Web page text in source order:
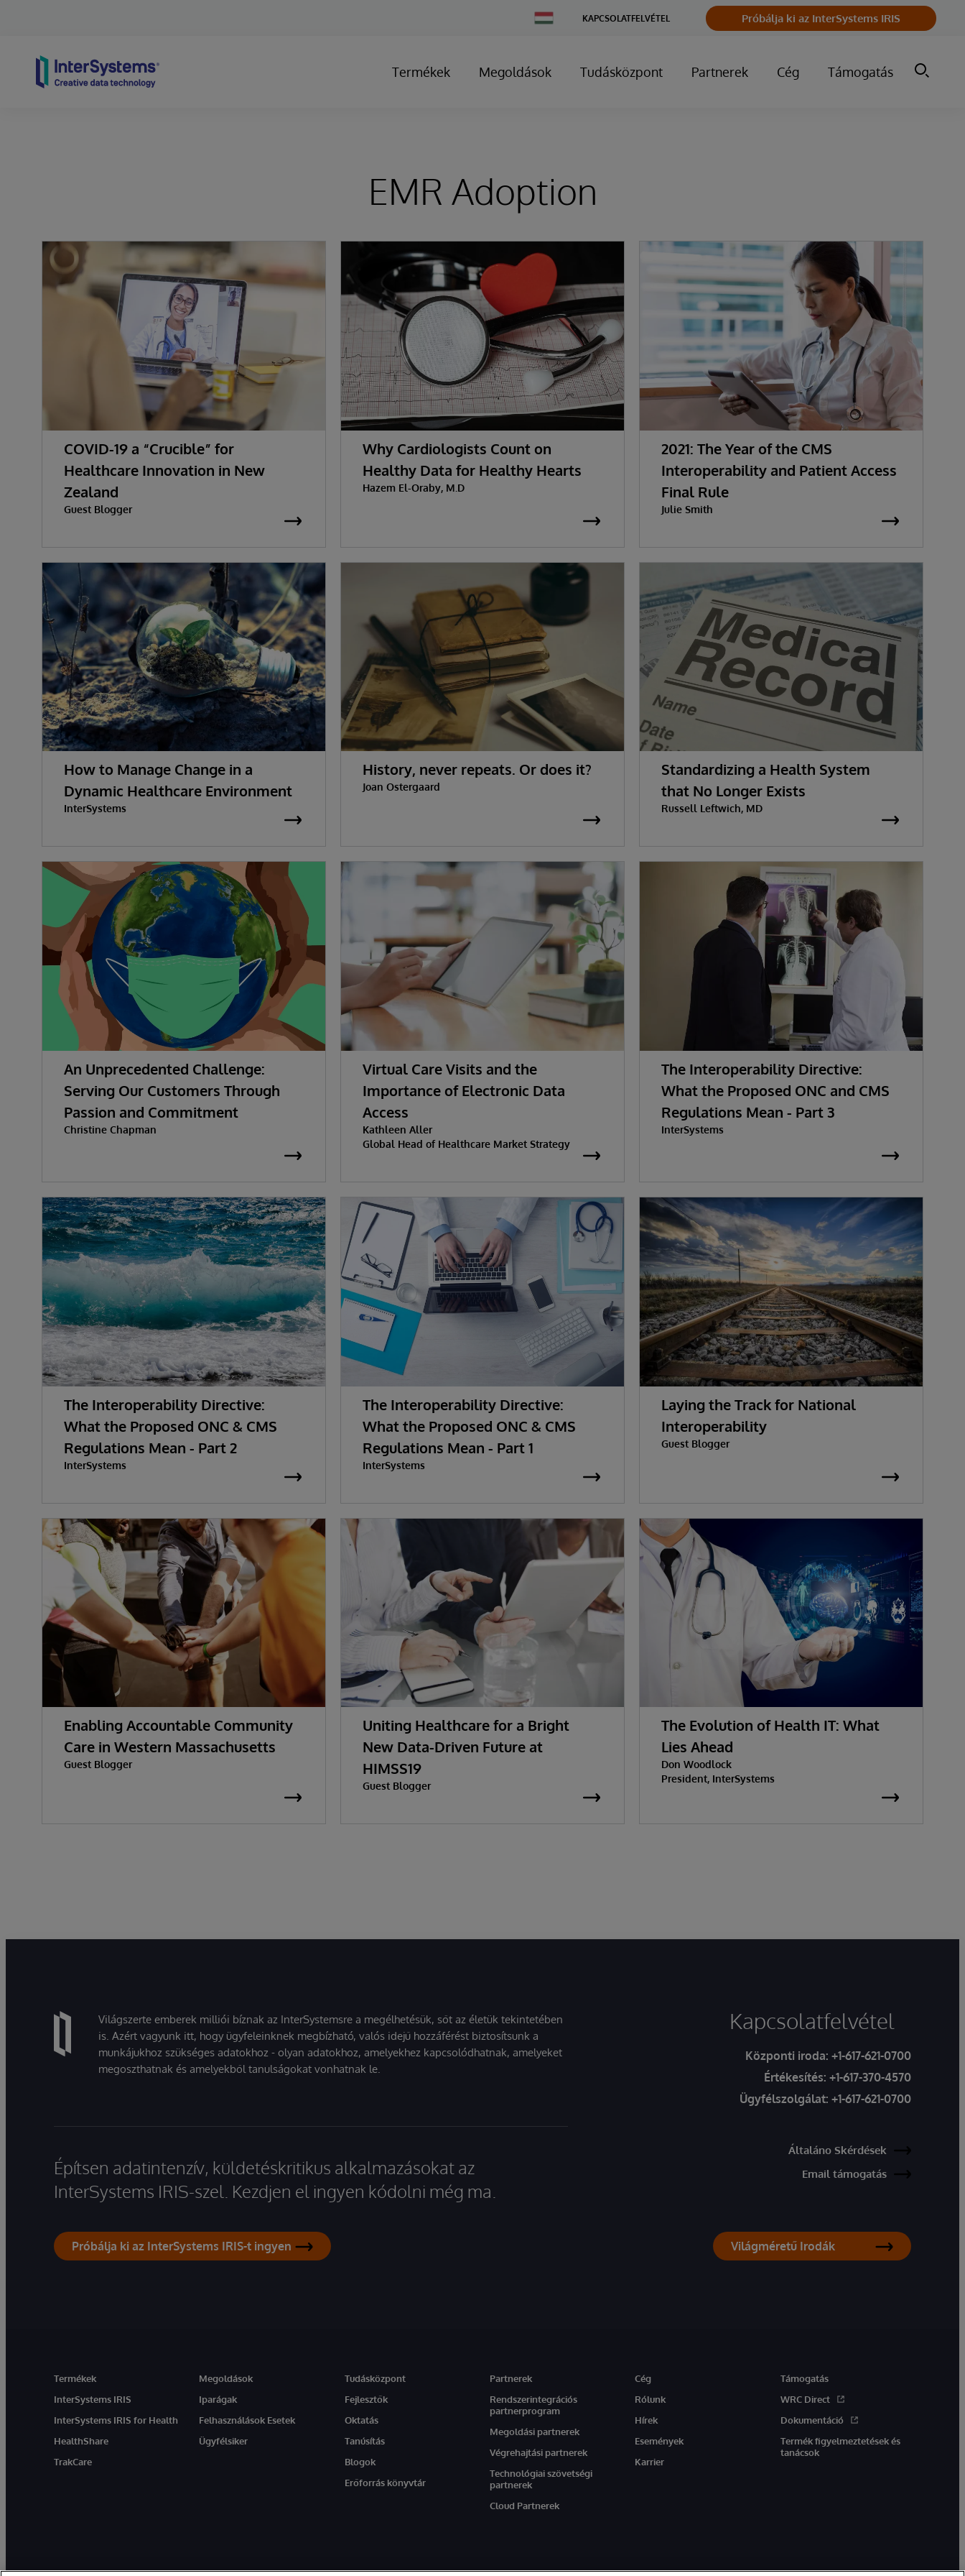
Change
Country
KAPCSOLATFELVÉTEL Próbálja ki az InterSystems IRIS
Termékek Megoldások Tudásközpont Partnerek Cég Támogatás
EMR Adoption
COVID-19 a “Crucible” for
Healthcare Innovation in New
Zealand
Guest Blogger
Why Cardiologists Count on
Healthy Data for Healthy Hearts
Hazem El-Oraby, M.D
2021: The Year of the CMS
Interoperability and Patient Access
Final Rule
Julie Smith
How to Manage Change in a
Dynamic Healthcare Environment
InterSystems
History, never repeats. Or does it?
Joan Ostergaard
Standardizing a Health System
that No Longer Exists
Russell Leftwich, MD
An Unprecedented Challenge:
Serving Our Customers Through
Passion and Commitment
Christine Chapman
Virtual Care Visits and the
Importance of Electronic Data
Access
Kathleen Aller
Global Head of Healthcare Market Strategy
The Interoperability Directive:
What the Proposed ONC and CMS
Regulations Mean - Part 3
InterSystems
The Interoperability Directive:
What the Proposed ONC & CMS
Regulations Mean - Part 2
InterSystems
The Interoperability Directive:
What the Proposed ONC & CMS
Regulations Mean - Part 1
InterSystems
Laying the Track for National
Interoperability
Guest Blogger
Enabling Accountable Community
Care in Western Massachusetts
Guest Blogger
Uniting Healthcare for a Bright
New Data-Driven Future at
HIMSS19
Guest Blogger
The Evolution of Health IT: What
Lies Ahead
Don Woodlock
President, InterSystems
Világszerte emberek milliói bíznak az InterSystemsre a megélhetésük, sőt az életük tekintetében
is. Azért vagyunk itt, hogy ügyfeleinknek megbízható, valós idejű hozzáférést biztosítsunk a
munkájukhoz szükséges adatokhoz - olyan adatokhoz, amelyekhez kapcsolódhatnak, amelyeket
megoszthatnak és amelyekből tanulságokat vonhatnak le.
Építsen adatintenzív, küldetéskritikus alkalmazásokat az
InterSystems IRIS-szel. Kezdjen el ingyen kódolni még ma.
Próbálja ki az InterSystems IRIS-t ingyen
Kapcsolatfelvétel
Központi iroda: +1-617-621-0700
Értékesítés: +1-617-370-4570
Ügyfélszolgálat: +1-617-621-0700
Általáno Skérdések
Email támogatás
Világméretű Irodák
Termékek
InterSystems IRIS
InterSystems IRIS for Health
HealthShare
TrakCare
Megoldások
Iparágak
Felhasználások Esetek
Ügyfélsiker
Tudásközpont
Fejlesztők
Oktatás
Tanúsítás
Blogok
Erőforrás könyvtár
Partnerek
Rendszerintegrációs
partnerprogram
Megoldási partnerek
Végrehajtási partnerek
Technológiai szövetségi
partnerek
Cloud Partnerek
Cég
Rólunk
Hírek
Események
Karrier
Támogatás
WRC Direct
Dokumentáció
Termék figyelmeztetések és
tanácsok